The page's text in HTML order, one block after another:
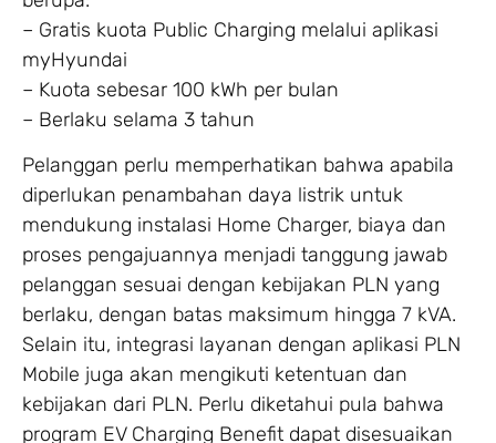
– Gratis kuota Public Charging melalui aplikasi
myHyundai
– Kuota sebesar 100 kWh per bulan
– Berlaku selama 3 tahun
Pelanggan perlu memperhatikan bahwa apabila
diperlukan penambahan daya listrik untuk
mendukung instalasi Home Charger, biaya dan
proses pengajuannya menjadi tanggung jawab
pelanggan sesuai dengan kebijakan PLN yang
berlaku, dengan batas maksimum hingga 7 kVA.
Selain itu, integrasi layanan dengan aplikasi PLN
Mobile juga akan mengikuti ketentuan dan
kebijakan dari PLN. Perlu diketahui pula bahwa
program EV Charging Benefit dapat disesuaikan